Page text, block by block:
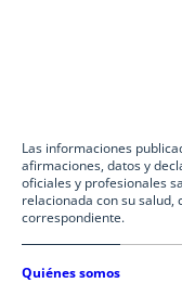
Las informaciones
afirmaciones, datos y
oficiales y profesionales
relacionada con su
correspondiente.
Quiénes somos